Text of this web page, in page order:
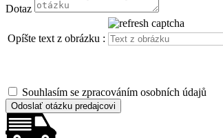
Dotaz
Opíšte text z obrázku :
Souhlasím se zpracováním osobních údajů
Odoslať otázku predajcovi